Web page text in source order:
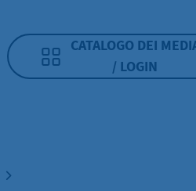
CATALOGO DEI
/ LOGIN